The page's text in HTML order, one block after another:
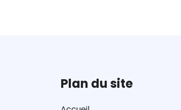
Plan du site